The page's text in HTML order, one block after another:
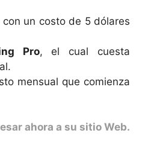
con un costo de 5 dólares
Pro, el cual cuesta
mensual que comienza
ahora a su sitio Web.